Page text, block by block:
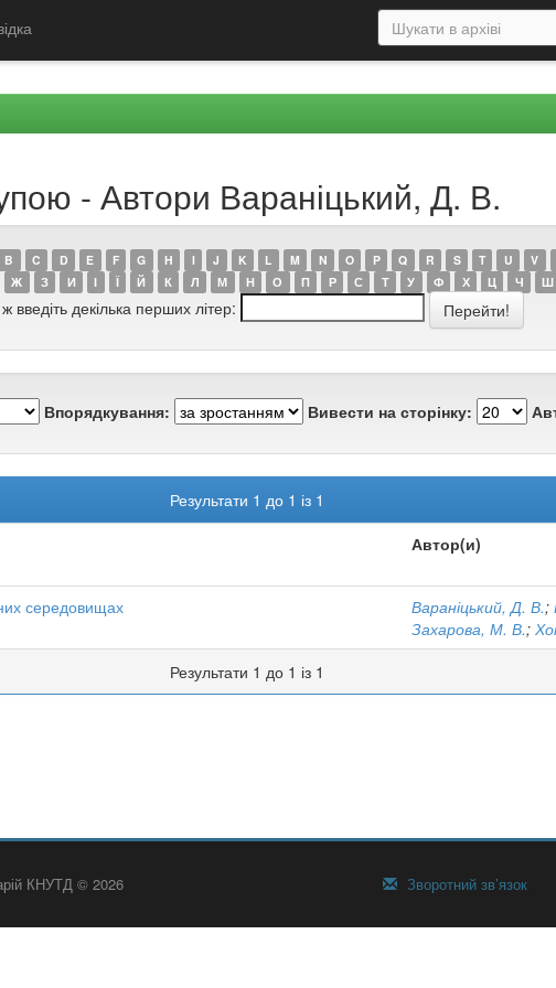
- Автори Вараніцький, Д. В.
B C D E F G H I J K L M N O P Q R S T U V
Ж З И І Ї Й К Л М Н О П Р С Т У Ф Х Ц Ч Ш
введіть декілька перших літер:
Впорядкування: Вивести на сторінку:
Результати 1 до 1 із 1
Автор(и)
середовищах Вараніцький, Д. В.;
Захарова, М. В.;
Результати 1 до 1 із 1
КНУТД © 2026 Зворотний зв’язок